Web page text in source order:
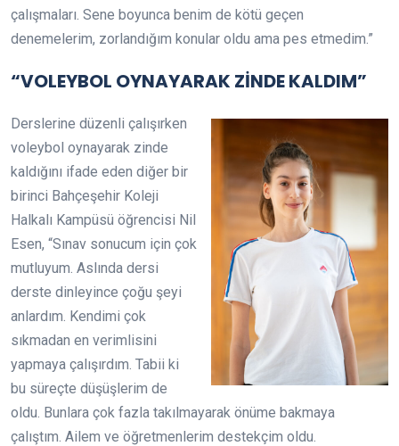
çalışmaları. Sene boyunca benim de kötü geçen
denemelerim, zorlandığım konular oldu ama pes etmedim.”
“VOLEYBOL OYNAYARAK ZİNDE KALDIM”
Derslerine düzenli çalışırken
voleybol oynayarak zinde
kaldığını ifade eden diğer bir
birinci Bahçeşehir Koleji
Halkalı Kampüsü öğrencisi Nil
Esen, “Sınav sonucum için çok
mutluyum. Aslında dersi
derste dinleyince çoğu şeyi
anlardım. Kendimi çok
sıkmadan en verimlisini
yapmaya çalışırdım. Tabii ki
bu süreçte düşüşlerim de
oldu. Bunlara çok fazla takılmayarak önüme bakmaya
çalıştım. Ailem ve öğretmenlerim destekçim oldu.